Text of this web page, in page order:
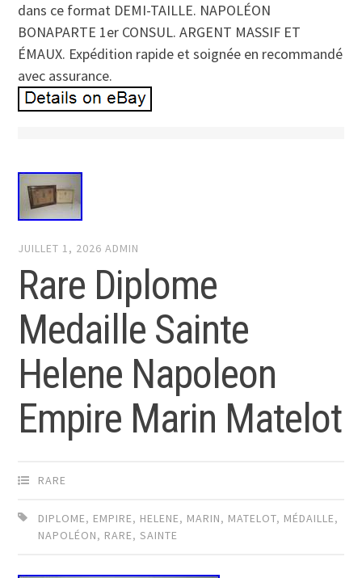
dans ce format DEMI-TAILLE. NAPOLÉON
BONAPARTE 1er CONSUL. ARGENT MASSIF ET
ÉMAUX. Expédition rapide et soignée en recommandé
avec assurance.
JUILLET 1, 2026 ADMIN
Rare Diplome
Medaille Sainte
Helene Napoleon
Empire Marin Matelot
RARE
DIPLOME, EMPIRE, HELENE, MARIN, MATELOT, MÉDAILLE,
NAPOLÉON, RARE,SAINTE